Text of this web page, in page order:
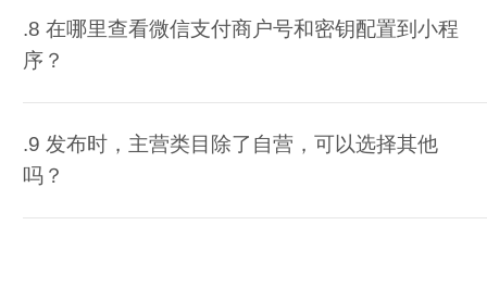
.8 在哪里查看微信支付商户号和密钥配置到小程
序？
.9 发布时，主营类目除了自营，可以选择其他
吗？